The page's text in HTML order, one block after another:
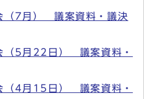
（7月） 議案資料・議決
（5月22日） 議案資料・
（4月15日） 議案資料・